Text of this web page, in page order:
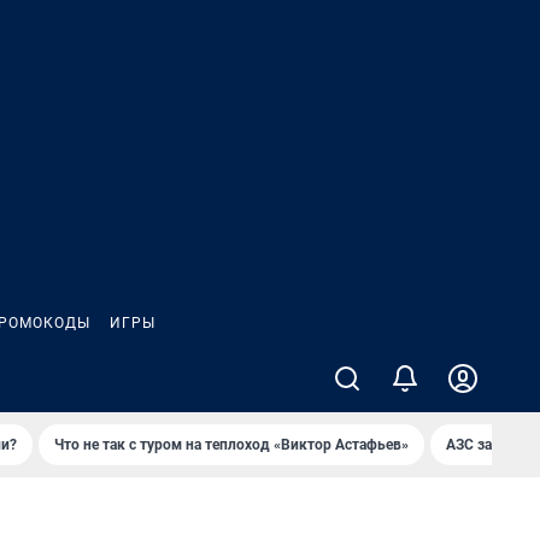
ИГРЫ
Что не так с туром на теплоход «Виктор Астафьев» AЗС